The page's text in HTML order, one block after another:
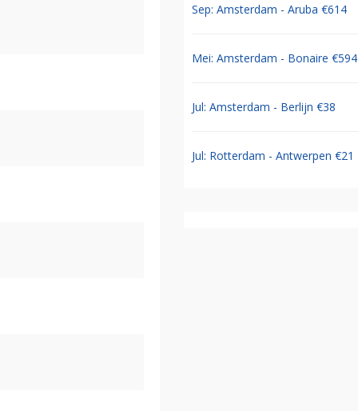
Sep: Amsterdam - Aruba €614
Mei: Amsterdam - Bonaire €594
Jul: Amsterdam - Berlijn €38
Jul: Rotterdam - Antwerpen €21